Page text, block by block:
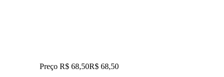
Preço R$ 68,50R$ 68,50